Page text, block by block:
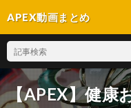
APEX動画まとめ
【APEX】健康